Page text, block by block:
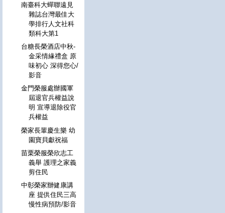
南臺科大蟬聯遠見
雜誌台灣最佳大
學排行人文社科
類科大第1
台糖長榮酒店中秋-
金采情緣禮盒 原
味初心 深得您心/
影音
金門榮服處辦國軍
屆退官兵權益說
明 宣導退除役官
兵權益
榮家長輩慶生樂 幼
園寶貝獻祝福
苗栗榮服榮欣志工
義舉 護理之家義
剪住民
中彰榮家辦健康講
座 提供住民三高
慢性病預防/影音